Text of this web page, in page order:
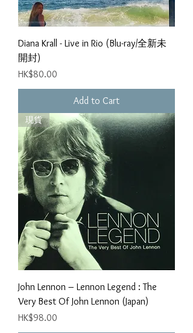
Diana Krall - Live in Rio (Blu-ray/全新未
開封)
Price
HK$80.00
Add to Cart
現貨
John Lennon ‎– Lennon Legend : The
Very Best Of John Lennon (Japan)
Price
HK$98.00